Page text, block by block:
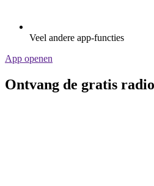
Veel andere app-functies
App openen
Ontvang de gratis